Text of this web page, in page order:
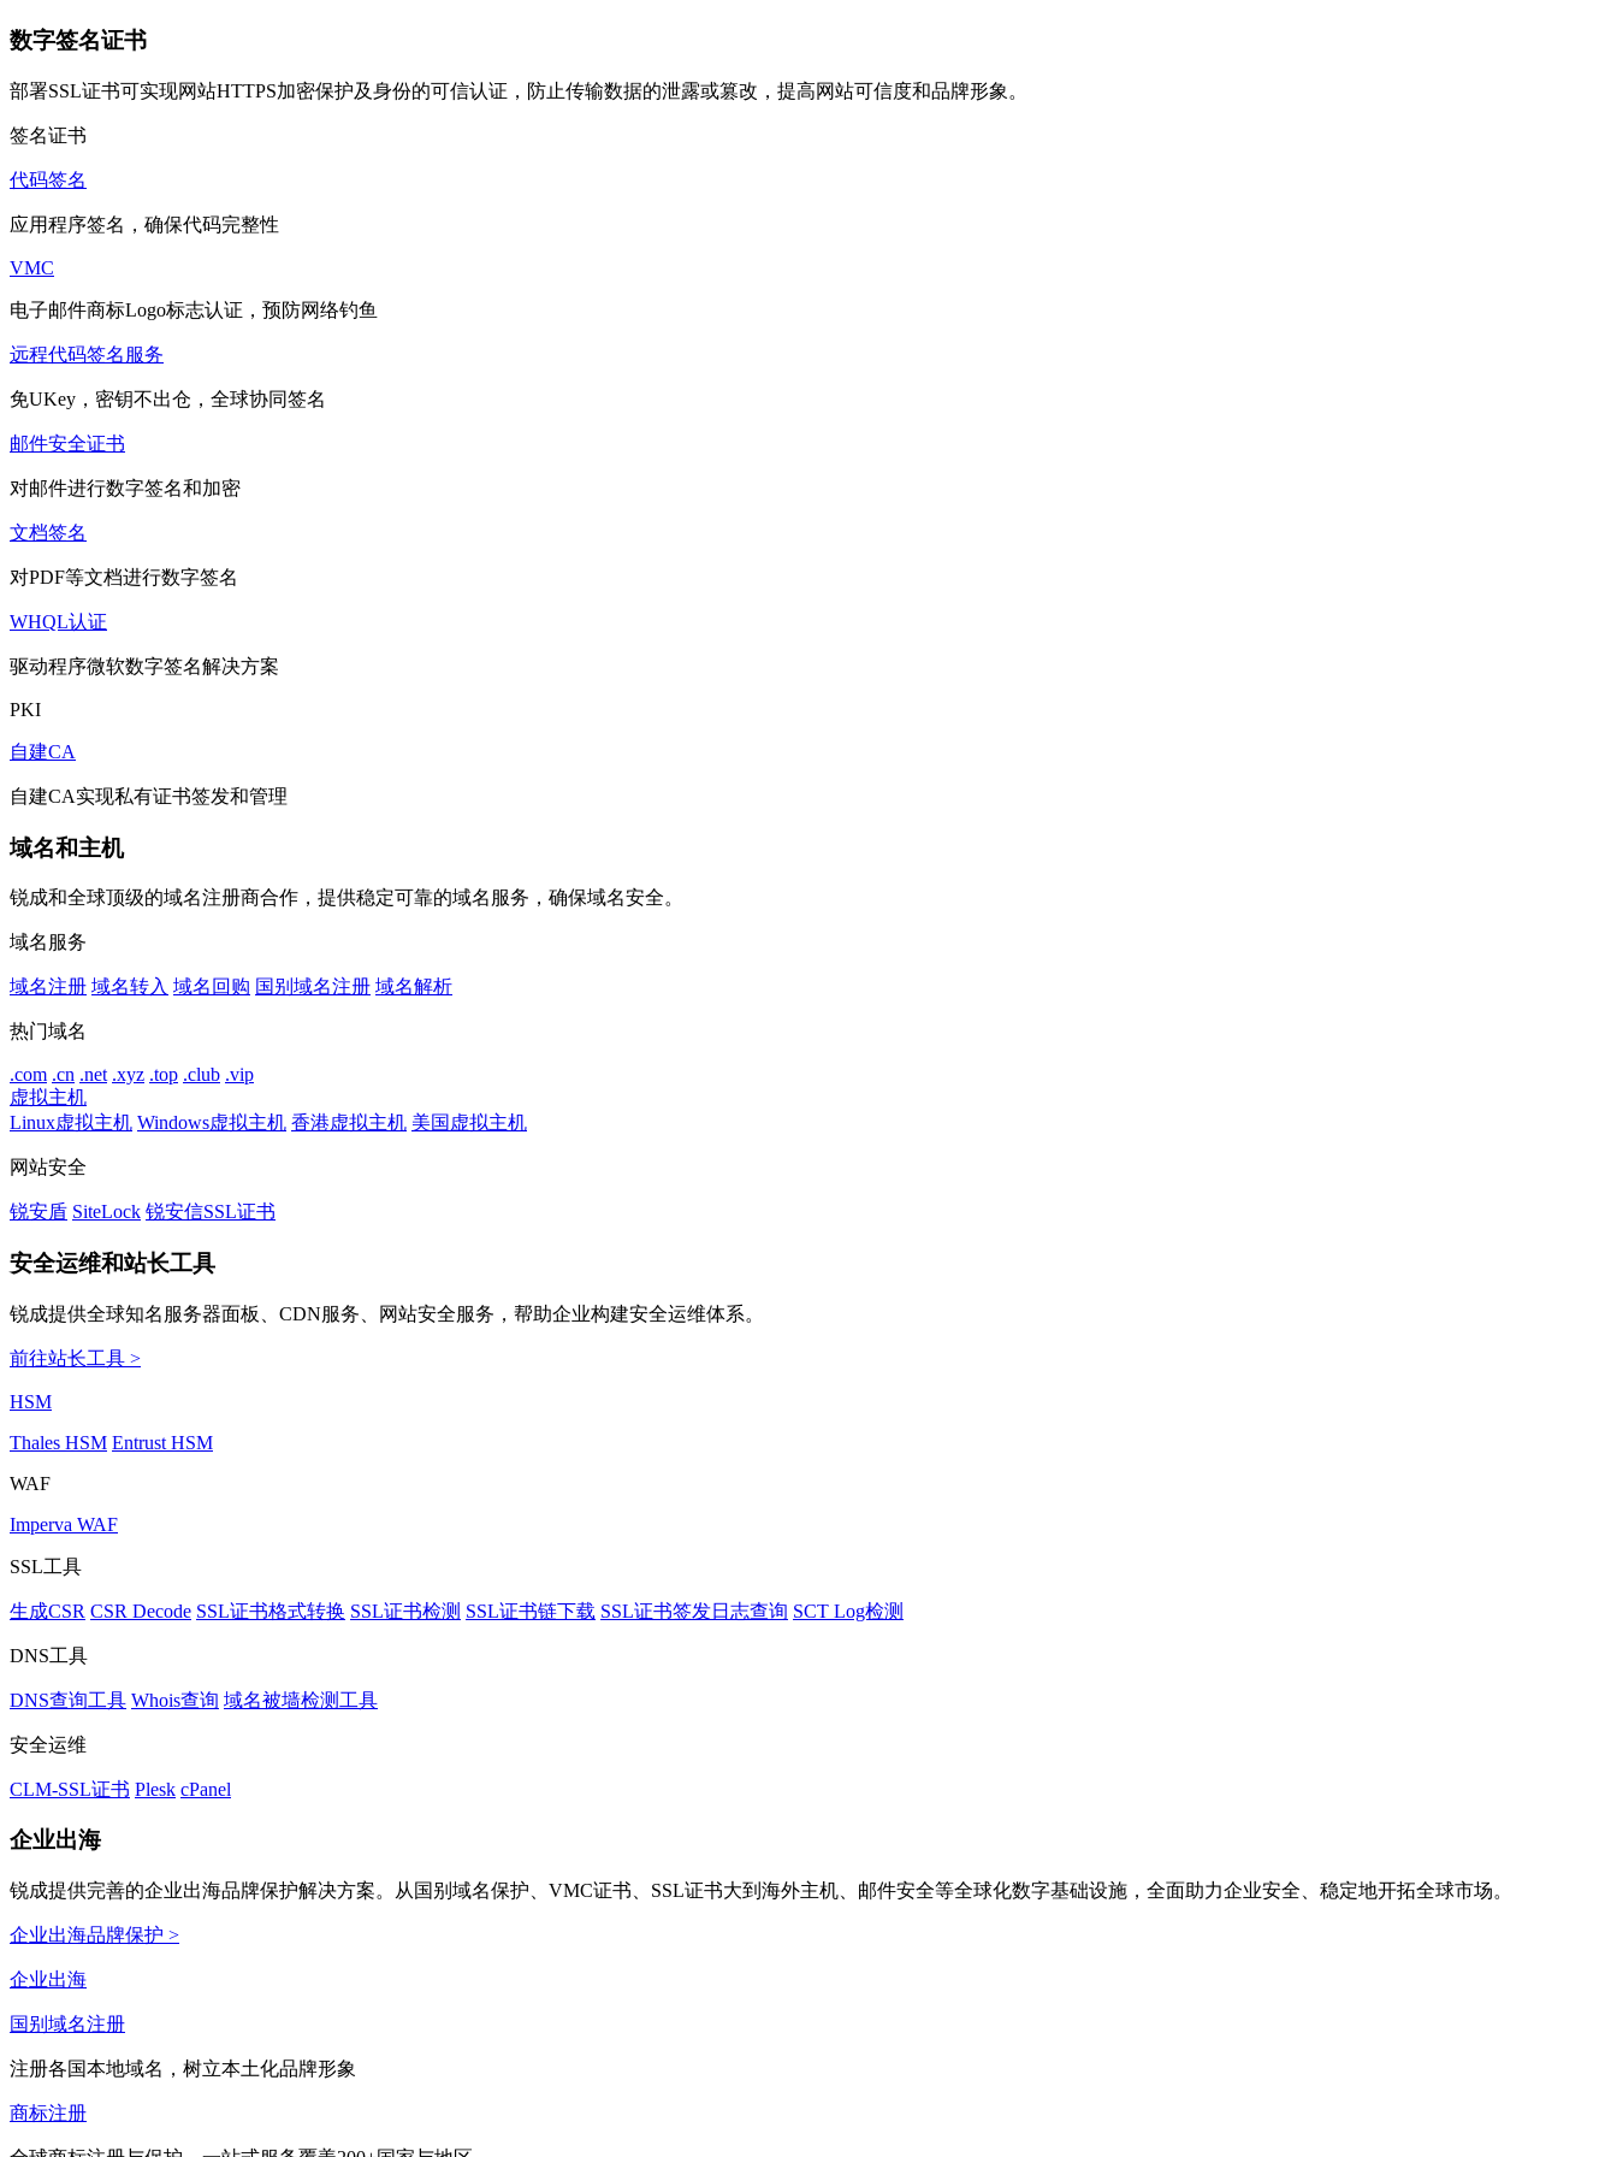
数字签名证书
部署SSL证书可实现网站HTTPS加密保护及身份的可信认证，防止传输数据的泄露或篡改，提高网站可信度和品牌形象。
签名证书
代码签名
应用程序签名，确保代码完整性
VMC
电子邮件商标Logo标志认证，预防网络钓鱼
远程代码签名服务
免UKey，密钥不出仓，全球协同签名
邮件安全证书
对邮件进行数字签名和加密
文档签名
对PDF等文档进行数字签名
WHQL认证
驱动程序微软数字签名解决方案
PKI
自建CA
自建CA实现私有证书签发和管理
域名和主机
锐成和全球顶级的域名注册商合作，提供稳定可靠的域名服务，确保域名安全。
域名服务
域名注册 域名转入 域名回购 国别域名注册 域名解析
热门域名
.com .cn .net .xyz .top .club .vip
虚拟主机
Linux虚拟主机 Windows虚拟主机 香港虚拟主机 美国虚拟主机
网站安全
锐安盾 SiteLock 锐安信SSL证书
安全运维和站长工具
锐成提供全球知名服务器面板、CDN服务、网站安全服务，帮助企业构建安全运维体系。
前往站长工具 >
HSM
Thales HSM Entrust HSM
WAF
Imperva WAF
SSL工具
生成CSR CSR Decode SSL证书格式转换 SSL证书检测 SSL证书链下载 SSL证书签发日志查询 SCT Log检测
DNS工具
DNS查询工具 Whois查询 域名被墙检测工具
安全运维
CLM-SSL证书 Plesk cPanel
企业出海
锐成提供完善的企业出海品牌保护解决方案。从国别域名保护、VMC证书、SSL证书大到海外主机、邮件安全等全球化数字基础设施，全面助力企业安全、稳定地开拓全球市场。
企业出海品牌保护 >
企业出海
国别域名注册
注册各国本地域名，树立本土化品牌形象
商标注册